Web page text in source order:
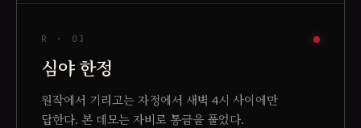
R · 03
심야 한정
원작에서 기리고는 자정에서 새벽 4시 사이에만
답한다. 본 데모는 자비로 통금을 풀었다.